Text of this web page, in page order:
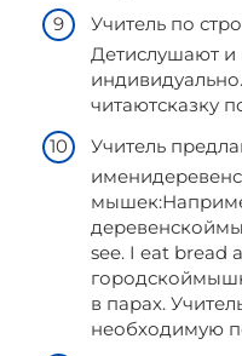
Учитель по
Детислушают и
читаютсказку
Учитель
see. I eat bread
в парах.
необходимую